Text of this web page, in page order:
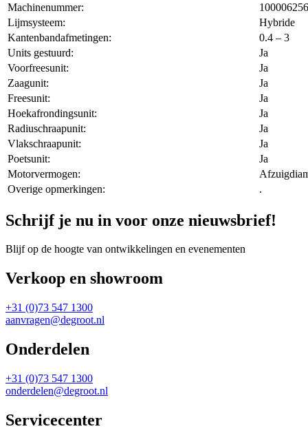
Machinenummer:
Lijmsysteem:
Hybride
Kantenbandafmetingen:
0.4 – 3
Units gestuurd:
Ja
Voorfreesunit:
Ja
Zaagunit:
Ja
Freesunit:
Ja
Hoekafrondingsunit:
Ja
Radiuschraapunit:
Ja
Vlakschraapunit:
Ja
Poetsunit:
Ja
Motorvermogen:
Overige opmerkingen:
.
Schrijf je nu in voor onze nieuwsbrief!
Blijf op de hoogte van ontwikkelingen en evenementen
Verkoop en showroom
+31 (0)73 547 1300
aanvragen@degroot.nl
Onderdelen
+31 (0)73 547 1300
onderdelen@degroot.nl
Servicecenter